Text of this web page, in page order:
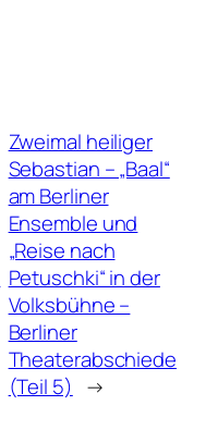
Zweimal heiliger
Sebastian – „Baal“
am Berliner
Ensemble und
„Reise nach
Petuschki“ in der
Volksbühne –
Berliner
Theaterabschiede
(Teil 5) →